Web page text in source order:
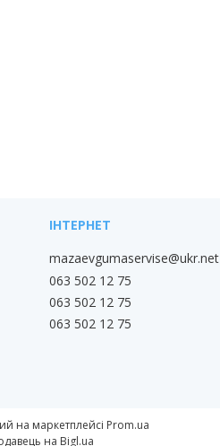
mazaevgumaservise@ukr.net
063 502 12 75
063 502 12 75
063 502 12 75
на маркетплейсі Prom.ua
на Bigl.ua